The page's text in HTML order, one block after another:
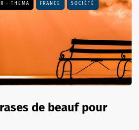
- THEMA FRANCE SOCIÉTÉ
de beauf pour